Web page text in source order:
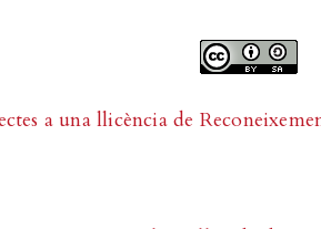
a una llicència de